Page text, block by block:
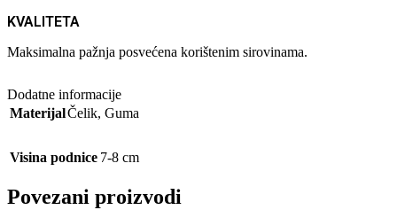
KVALITETA
Maksimalna pažnja posvećena korištenim sirovinama.
Dodatne informacije
MaterijalČelik, Guma
Visina podnice 7-8 cm
Povezani proizvodi